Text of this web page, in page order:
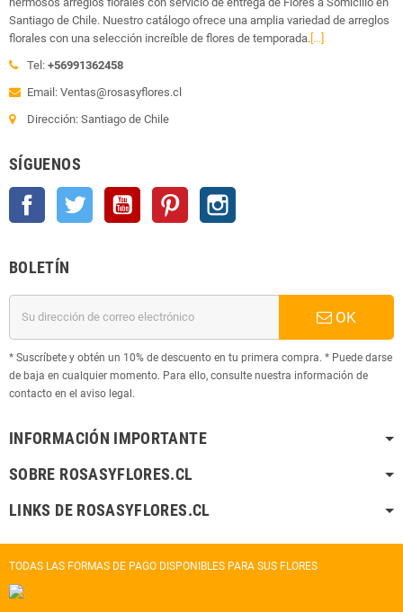
Santiago de Chile. Nuestro catálogo ofrece una amplia variedad de arreglos
florales con una selección increíble de flores de temporada. [...]
Tel: +56991362458
Email: Ventas@rosasyflores.cl
Dirección: Santiago de Chile
SÍGUENOS
Facebook Twitter YouTube Pinterest
BOLETÍN
OK
* Suscríbete y obtén un 10% de descuento en tu primera compra. * Puede darse
de baja en cualquier momento. Para ello, consulte nuestra información de
contacto en el aviso legal.
INFORMACIÓN IMPORTANTE
SOBRE ROSASYFLORES.CL
LINKS DE ROSASYFLORES.CL
TODAS LAS FORMAS DE PAGO DISPONIBLES PARA SUS FLORES